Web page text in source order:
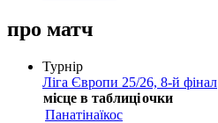
про матч
Турнір
Ліга Європи 25/26, 8-й фінал
місце в таблиціочки
Панатінаїкос